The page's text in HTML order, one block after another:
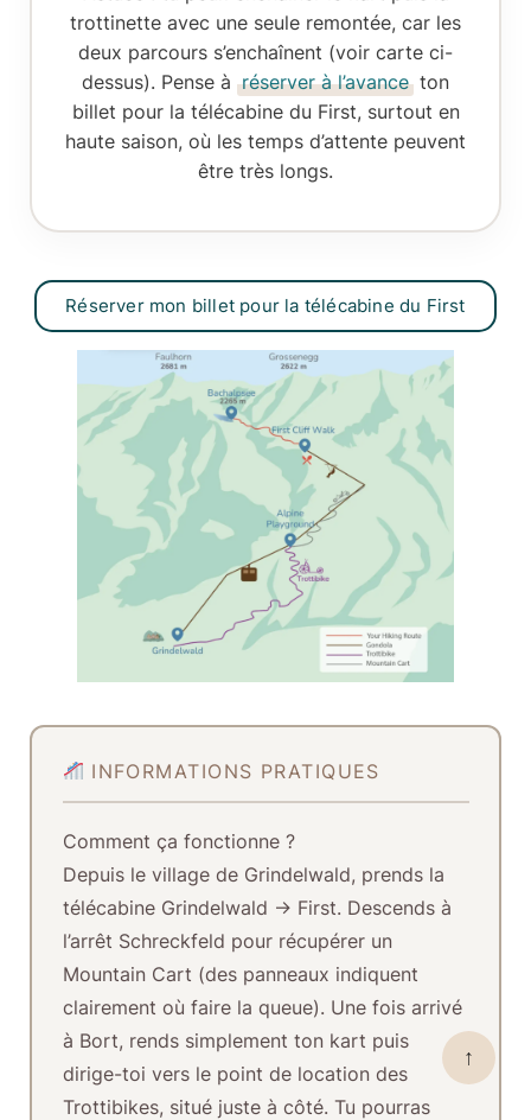
trottinette avec une seule remontée, car les
deux parcours s’enchaînent (voir carte ci-
dessus). Pense à réserver à l’avance ton
billet pour la télécabine du First, surtout en
haute saison, où les temps d’attente peuvent
être très longs.
Réserver mon billet pour la télécabine du First
INFORMATIONS PRATIQUES
Comment ça fonctionne ?
Depuis le village de Grindelwald, prends la
télécabine Grindelwald → First. Descends à
l’arrêt Schreckfeld pour récupérer un
Mountain Cart (des panneaux indiquent
clairement où faire la queue). Une fois arrivé
à Bort, rends simplement ton kart puis
dirige-toi vers le point de location des
Trottibikes, situé juste à côté. Tu pourras
↑